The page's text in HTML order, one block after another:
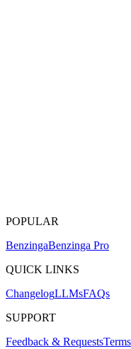
POPULAR
BenzingaBenzinga Pro
QUICK LINKS
ChangelogLLMsFAQs
SUPPORT
Feedback & Requests